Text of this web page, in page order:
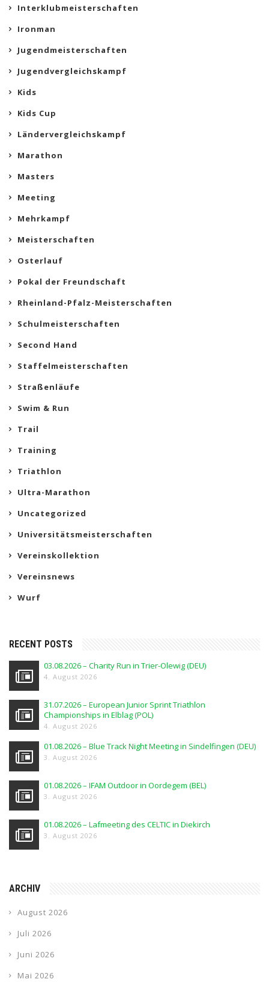
Interklubmeisterschaften
Ironman
Jugendmeisterschaften
Jugendvergleichskampf
Kids
Kids Cup
Ländervergleichskampf
Marathon
Masters
Meeting
Mehrkampf
Meisterschaften
Osterlauf
Pokal der Freundschaft
Rheinland-Pfalz-Meisterschaften
Schulmeisterschaften
Second Hand
Staffelmeisterschaften
Straßenläufe
Swim & Run
Trail
Training
Triathlon
Ultra-Marathon
Uncategorized
Universitätsmeisterschaften
Vereinskollektion
Vereinsnews
Wurf
RECENT POSTS
03.08.2026 – Charity Run in Trier-Olewig (DEU)
4. August 2026
31.07.2026 – European Junior Sprint Triathlon
Championships in Elblag (POL)
4. August 2026
01.08.2026 – Blue Track Night Meeting in Sindelfingen (DEU)
3. August 2026
01.08.2026 – IFAM Outdoor in Oordegem (BEL)
3. August 2026
01.08.2026 – Lafmeeting des CELTIC in Diekirch
3. August 2026
ARCHIV
August 2026
Juli 2026
Juni 2026
Mai 2026